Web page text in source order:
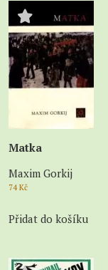
Matka
Maxim Gorkij
74Kč
Přidat do košíku